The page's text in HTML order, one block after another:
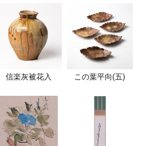
信楽灰被花入 この葉平向(五)